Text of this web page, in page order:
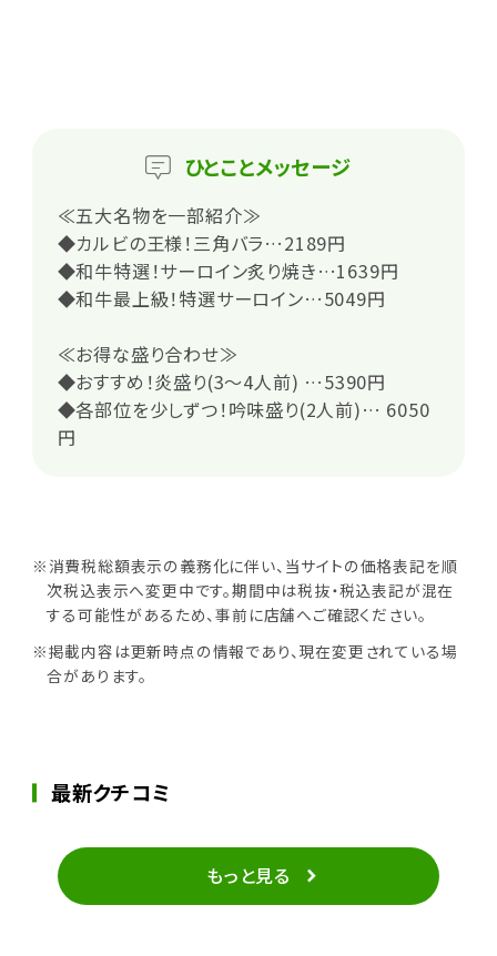
ひとことメッセージ
≪五大名物を一部紹介≫
◆カルビの王様！三角バラ…2189円
◆和牛特選！サーロイン炙り焼き…1639円
◆和牛最上級！特選サーロイン…5049円
≪お得な盛り合わせ≫
◆おすすめ！炎盛り(3～4人前) …5390円
◆各部位を少しずつ！吟味盛り(2人前)… 6050
円
※消費税総額表示の義務化に伴い、当サイトの価格表記を順
次税込表示へ変更中です。期間中は税抜・税込表記が混在
する可能性があるため、事前に店舗へご確認ください。
※掲載内容は更新時点の情報であり、現在変更されている場
合があります。
最新クチコミ
もっと見る